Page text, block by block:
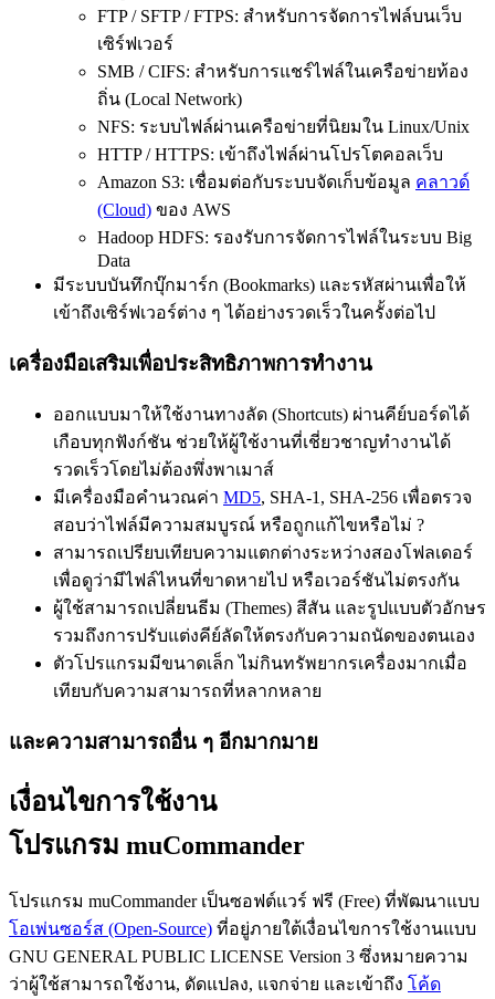
FTP / SFTP / FTPS: สำหรับการจัดการไฟล์บนเว็บ
เซิร์ฟเวอร์
SMB / CIFS: สำหรับการแชร์ไฟล์ในเครือข่ายท้อง
ถิ่น (Local Network)
NFS: ระบบไฟล์ผ่านเครือข่ายที่นิยมใน Linux/Unix
HTTP / HTTPS: เข้าถึงไฟล์ผ่านโปรโตคอลเว็บ
Amazon S3: เชื่อมต่อกับระบบจัดเก็บข้อมูล คลาวด์
(Cloud) ของ AWS
Hadoop HDFS: รองรับการจัดการไฟล์ในระบบ Big
Data
มีระบบบันทึกบุ๊กมาร์ก (Bookmarks) และรหัสผ่านเพื่อให้
เข้าถึงเซิร์ฟเวอร์ต่าง ๆ ได้อย่างรวดเร็วในครั้งต่อไป
เครื่องมือเสริมเพื่อประสิทธิภาพการทำงาน
ออกแบบมาให้ใช้งานทางลัด (Shortcuts) ผ่านคีย์บอร์ดได้
เกือบทุกฟังก์ชัน ช่วยให้ผู้ใช้งานที่เชี่ยวชาญทำงานได้
รวดเร็วโดยไม่ต้องพึ่งพาเมาส์
มีเครื่องมือคำนวณค่า MD5, SHA-1, SHA-256 เพื่อตรวจ
สอบว่าไฟล์มีความสมบูรณ์ หรือถูกแก้ไขหรือไม่ ?
สามารถเปรียบเทียบความแตกต่างระหว่างสองโฟลเดอร์
เพื่อดูว่ามีไฟล์ไหนที่ขาดหายไป หรือเวอร์ชันไม่ตรงกัน
ผู้ใช้สามารถเปลี่ยนธีม (Themes) สีสัน และรูปแบบตัวอักษร
รวมถึงการปรับแต่งคีย์ลัดให้ตรงกับความถนัดของตนเอง
ตัวโปรแกรมมีขนาดเล็ก ไม่กินทรัพยากรเครื่องมากเมื่อ
เทียบกับความสามารถที่หลากหลาย
และความสามารถอื่น ๆ อีกมากมาย
เงื่อนไขการใช้งาน
โปรแกรม muCommander
โปรแกรม muCommander เป็นซอฟต์แวร์ ฟรี (Free) ที่พัฒนาแบบ
โอเพ่นซอร์ส (Open-Source) ที่อยู่ภายใต้เงื่อนไขการใช้งานแบบ
GNU GENERAL PUBLIC LICENSE Version 3 ซึ่งหมายความ
ว่าผู้ใช้สามารถใช้งาน, ดัดแปลง, แจกจ่าย และเข้าถึง โค้ด